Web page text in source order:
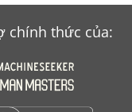
chính thức của: